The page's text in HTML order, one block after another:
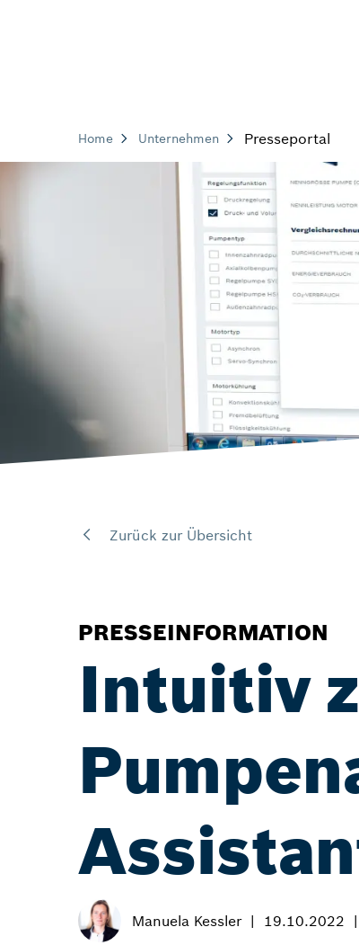
Home Unternehmen Presseportal
Zurück zur Übersicht
PRESSEINFORMATION
Intuitiv
Manuela Kessler 19.10.2022